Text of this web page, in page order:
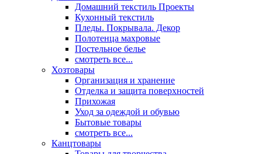
Домашний текстиль Проекты
Кухонный текстиль
Пледы. Покрывала. Декор
Полотенца махровые
Постельное белье
смотреть все...
Хозтовары
Организация и хранение
Отделка и защита поверхностей
Прихожая
Уход за одеждой и обувью
Бытовые товары
смотреть все...
Канцтовары